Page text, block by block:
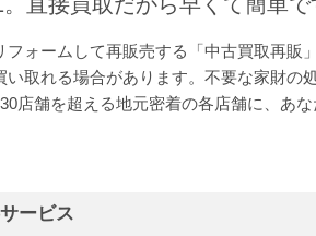
フォームして再販売する「中古買取再
取れる場合があります。不要な家財
店舗を超える地元密着の各店舗に、あ
ービス